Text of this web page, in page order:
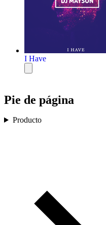
I Have
Pie de página
Producto